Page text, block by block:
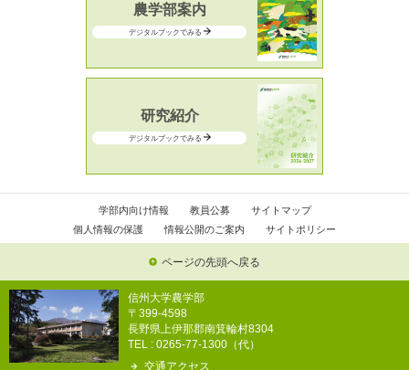
農学部案内
デジタルブックでみる
研究紹介
デジタルブックでみる
学部内向け情報 教員公募
サイトマップ
個人情報の保護
情報公開のご案内 サイトポリシー
ページの先頭へ戻る
信州大学農学部
〒399-4598
長野県上伊那郡南箕輪村8304
TEL : 0265-77-1300（代）
交通アクセス